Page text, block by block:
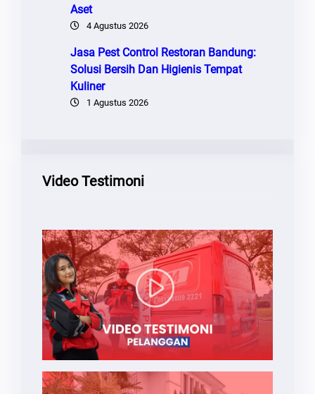
Aset
4 Agustus 2026
Jasa Pest Control Restoran Bandung:
Solusi Bersih Dan Higienis Tempat
Kuliner
1 Agustus 2026
Video Testimoni